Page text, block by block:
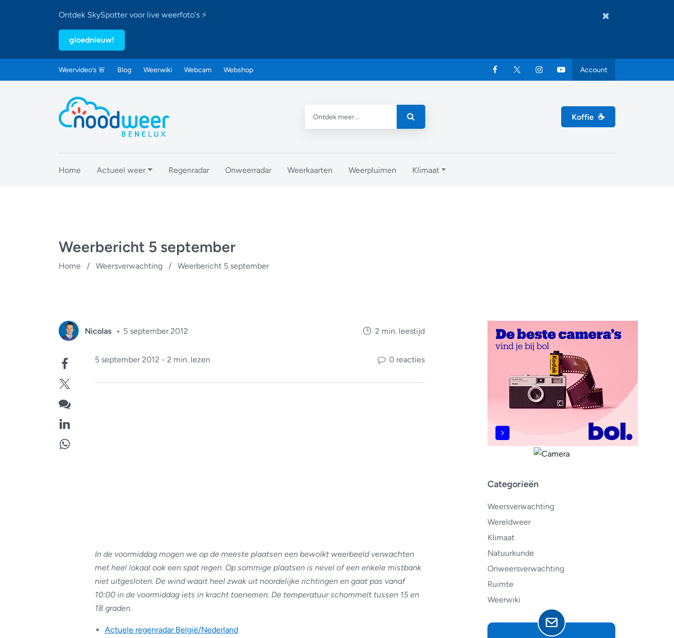
Ontdek SkySpotter voor live weerfoto's ⚡
gloednieuw!
Weervideo’s 🚨 Blog Weerwiki Webcam Webshop Account
Koffie ☕
Home Actueel weer Regenradar Onweerradar Weerkaarten Weerpluimen Klimaat
Weerbericht 5 september
Home / Weersverwachting / Weerbericht 5 september
Categorieën
Weersverwachting
Wereldweer
Klimaat
Natuurkunde
Onweersverwachting
Ruimte
Weerwiki
Nicolas 5 september 2012 2 min. leestijd
5 september 2012 - 2 min. lezen 0 reacties
In de voormiddag mogen we op de meeste plaatsen een bewolkt weerbeeld verwachten
met heel lokaal ook een spat regen. Op sommige plaatsen is nevel of een enkele mistbank
niet uitgesloten. De wind waait heel zwak uit noordelijke richtingen en gaat pas vanaf
10:00 in de voormiddag iets in kracht toenemen. De temperatuur schommelt tussen 15 en
18 graden.
Actuele regenradar België/Nederland